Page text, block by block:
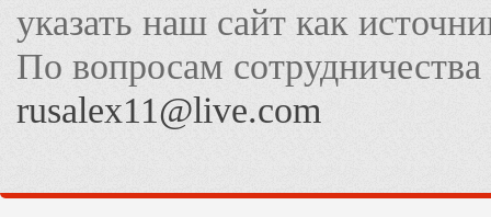
указать наш сайт как
По вопросам
rusalex11@live.com